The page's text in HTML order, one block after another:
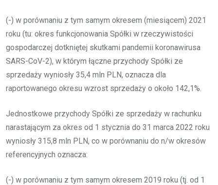
(-) w porównaniu z tym samym okresem (miesiącem) 2021
roku (tu: okres funkcjonowania Spółki w rzeczywistości
gospodarczej dotkniętej skutkami pandemii koronawirusa
SARS-CoV-2), w którym łączne przychody Spółki ze
sprzedaży wyniosły 35,4 mln PLN, oznacza dla
raportowanego okresu wzrost sprzedaży o około 142,1%.
Jednostkowe przychody Spółki ze sprzedaży w rachunku
narastającym za okres od 1 stycznia do 31 marca 2022 roku
wyniosły 315,8 mln PLN, co w porównaniu do n/w okresów
referencyjnych oznacza:
(-) w porównaniu z tym samym okresem 2019 roku (tj. od 1